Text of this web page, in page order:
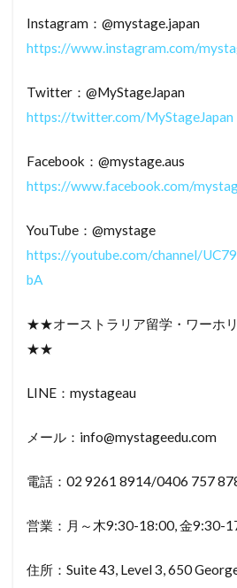
Instagram：@mystage.japan
https://www.instagram.com/
Twitter：@MyStageJapan
https://twitter.com/MyStageJapan
Facebook：@mystage.aus
https://www.facebook.com/
YouTube：@mystage
https://youtube.com/channel/
bA
★★オーストラリア留学・ワーホ
★★
LINE：mystageau
メール：info@mystageedu.com
電話：02 9261 8914/0406 757
営業：月～木9:30-18:00, 金9:30-
住所：Suite 43, Level 3, 650